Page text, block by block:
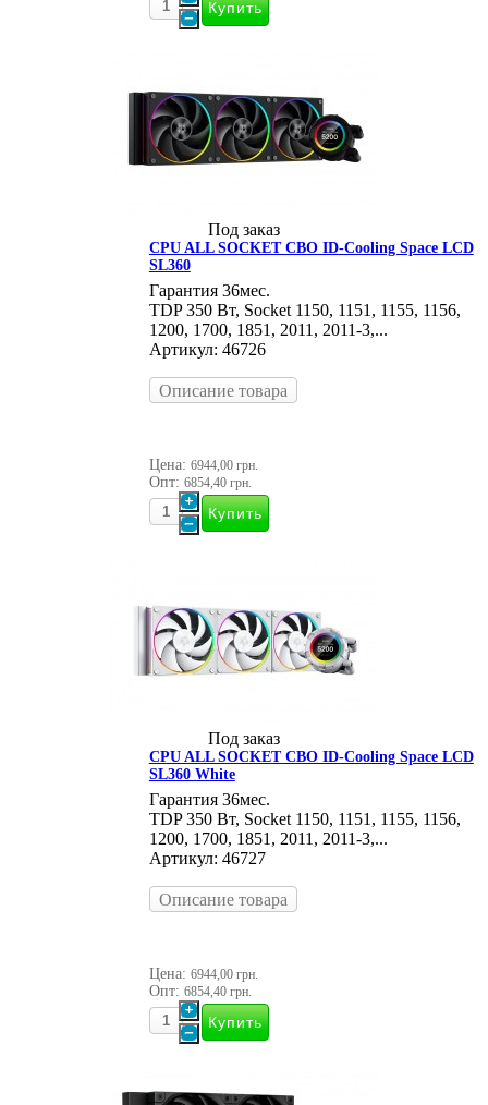
Под заказ
CPU ALL SOCKET СВО ID-Cooling Space LCD
SL360
Гарантия 36мес.
TDP 350 Вт, Socket 1150, 1151, 1155, 1156,
1200, 1700, 1851, 2011, 2011-3,...
Артикул: 46726
Описание товара
Цена: 6944,00 грн.
Опт: 6854,40 грн.
Под заказ
CPU ALL SOCKET СВО ID-Cooling Space LCD
SL360 White
Гарантия 36мес.
TDP 350 Вт, Socket 1150, 1151, 1155, 1156,
1200, 1700, 1851, 2011, 2011-3,...
Артикул: 46727
Описание товара
Цена: 6944,00 грн.
Опт: 6854,40 грн.